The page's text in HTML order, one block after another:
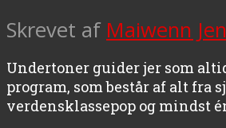
Skrevet af Maiwenn
Undertoner guider jer som
program, som består af alt
verdensklassepop og mindst